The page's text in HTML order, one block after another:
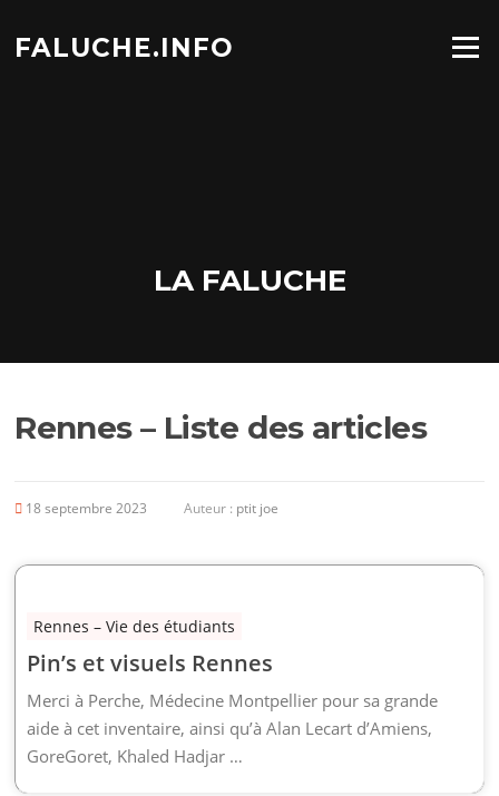
contenu
FALUCHE.INFO Menu
LA FALUCHE
Rennes – Liste des articles
18 septembre 2023 Auteur : ptit joe
Rennes – Vie des étudiants
Pin’s et visuels Rennes
Merci à Perche, Médecine Montpellier pour sa grande
aide à cet inventaire, ainsi qu’à Alan Lecart d’Amiens,
GoreGoret, Khaled Hadjar …